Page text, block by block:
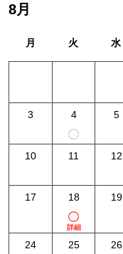
8月
月 火 水
3 4 5
10 11 12
17 18
詳細
19
24 25 26